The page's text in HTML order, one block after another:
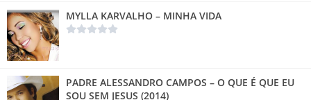
MYLLA KARVALHO – MINHA VIDA
PADRE ALESSANDRO CAMPOS – O QUE É QUE EU
SOU SEM JESUS (2014)